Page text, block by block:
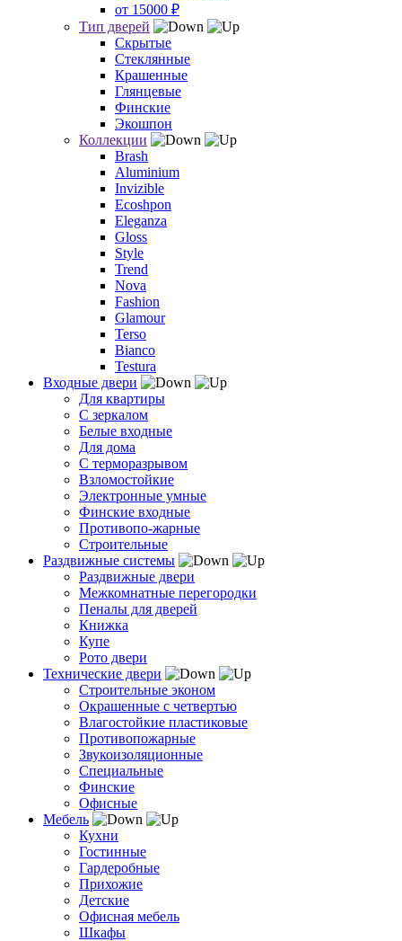
от 15000 ₽
Тип дверей
Скрытые
Стеклянные
Крашенные
Глянцевые
Финские
Экошпон
Коллекции
Brash
Aluminium
Invizible
Ecoshpon
Eleganza
Gloss
Style
Trend
Nova
Fashion
Glamour
Terso
Bianco
Testura
Входные двери
Для квартиры
С зеркалом
Белые входные
Для дома
С терморазрывом
Взломостойкие
Электронные умные
Финские входные
Противопо-жарные
Строительные
Раздвижные системы
Раздвижные двери
Межкомнатные перегородки
Пеналы для дверей
Книжка
Купе
Рото двери
Технические двери
Строительные эконом
Окрашенные с четвертью
Влагостойкие пластиковые
Противопожарные
Звукоизоляционные
Специальные
Финские
Офисные
Мебель
Кухни
Гостинные
Гардеробные
Прихожие
Детские
Офисная мебель
Шкафы